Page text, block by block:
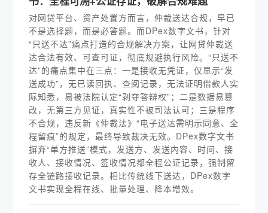
对网贷平台、资产处置方而言，仲裁送达合规，早已
不是选择题，而是必答题。而DPex数字文书，针对
“只送不达”痛点打造的合规解决方案，让网贷仲裁送
达合法有效、可查可证，彻底规避执行风险。“只送不
达”的痛点集中在三点：一是接收无凭证，仅显示“发
送成功”，无已读回执、查阅记录，无法证明借款人实
际知悉，易被法院认定“剥夺答辩权”；二是数据易篡
改，无第三方见证，真实性不被司法认可；三是程序
不合规，违反新《仲裁法》“电子送达需明示同意、全
程留痕”的规定，最终导致裁决无效。DPex数字文书
摒弃“单方推送”模式，发送方、发送内容、时间、接
收人、接收情况、签收情况都全程公证记录，强制留
存全链路接收记录。相比传统线下送达，DPex数字
文书实现全程在线、批量处理、降本增效。